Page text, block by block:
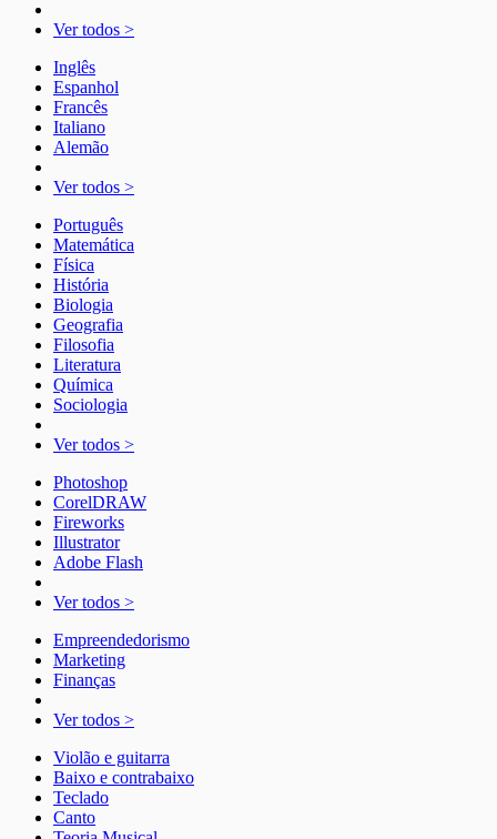
Ver todos >
Inglês
Espanhol
Francês
Italiano
Alemão
Ver todos >
Português
Matemática
Física
História
Biologia
Geografia
Filosofia
Literatura
Química
Sociologia
Ver todos >
Photoshop
CorelDRAW
Fireworks
Illustrator
Adobe Flash
Ver todos >
Empreendedorismo
Marketing
Finanças
Ver todos >
Violão e guitarra
Baixo e contrabaixo
Teclado
Canto